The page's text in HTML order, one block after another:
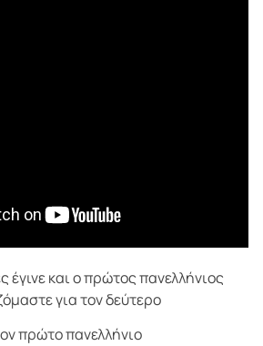
έγινε και ο πρώτος πανελλήνιος
για τον δεύτερο
πρώτο πανελλήνιο